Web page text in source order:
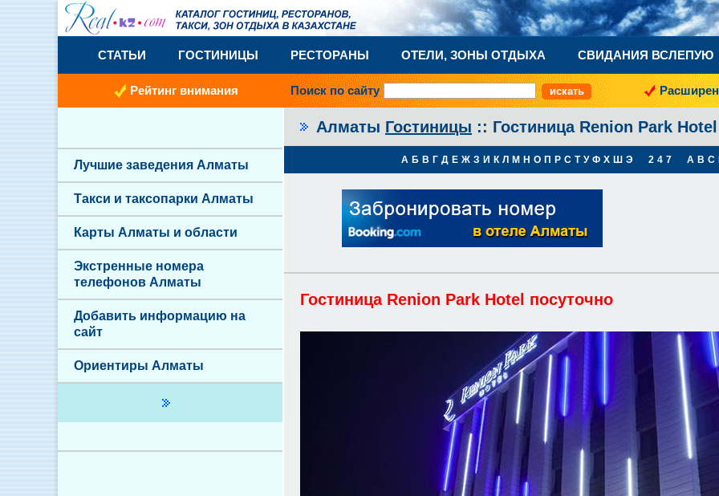
СТАТЬИ ГОСТИНИЦЫ РЕСТОРАНЫ ОТЕЛИ, ЗОНЫ ОТДЫХА СВИДАНИЯ ВСЛЕПУЮ
Рейтинг внимания Поиск по сайту
Алматы Гостиницы :: Гостиница Renion Park
А Б В Г Д Е Ж З И К Л М Н О П Р С Т У Ф Х Ш Э 2 4 7 A B C
Гостиница Renion Park Hotel посуточно
Лучшие заведения Алматы
Такси и таксопарки Алматы
Карты Алматы и области
Экстренные номера
телефонов Алматы
Добавить информацию на
сайт
Ориентиры Алматы